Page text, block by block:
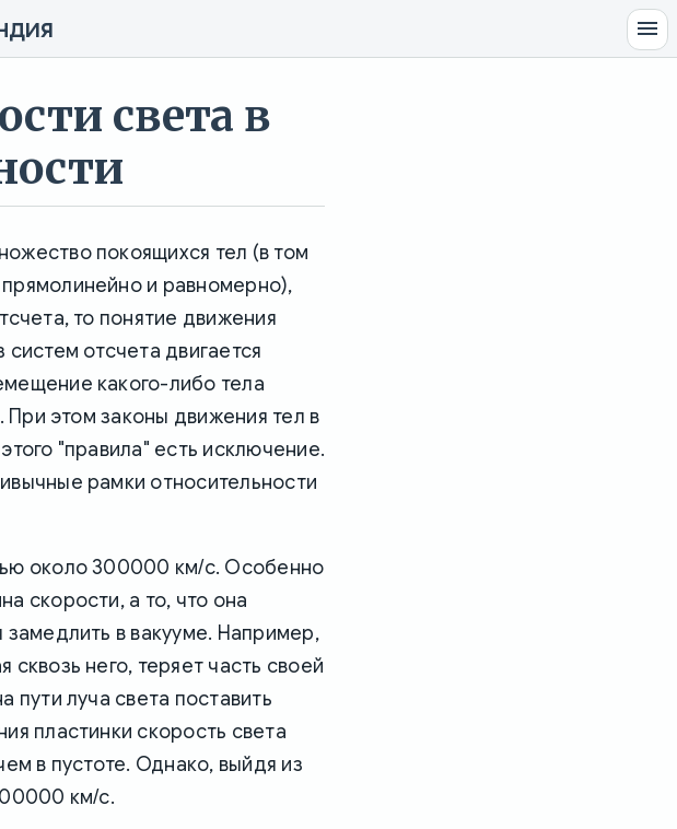
света в
покоящихся тел (в том
и равномерно),
то понятие движения
отсчета двигается
какого-либо тела
При этом законы движения тел в
"правила" есть исключение.
рамки относительности
около 300000 км/с. Особенно
скорости, а то, что она
замедлить в вакууме. Например,
него, теряет часть своей
луча света поставить
пластинки скорость света
в пустоте. Однако, выйдя из
км/с.